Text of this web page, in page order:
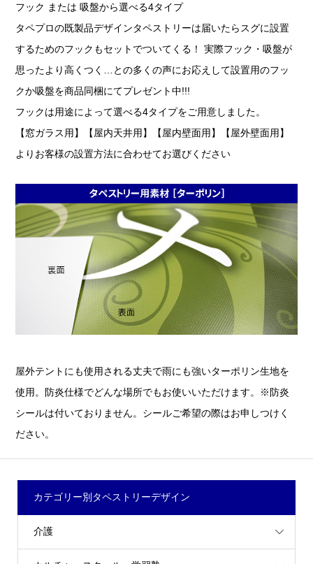
フック または 吸盤から選べる4タイプ
タペプロの既製品デザインタペストリーは届いたらスグに設置
するためのフックもセットでついてくる！ 実際フック・吸盤が
思ったより高くつく…との多くの声にお応えして設置用のフッ
クか吸盤を商品同梱にてプレゼント中!!!
フックは用途によって選べる4タイプをご用意しました。
【窓ガラス用】【屋内天井用】【屋内壁面用】【屋外壁面用】
よりお客様の設置方法に合わせてお選びください
屋外テントにも使用される丈夫で雨にも強いターポリン生地を
使用。防炎仕様でどんな場所でもお使いいただけます。※防炎
シールは付いておりません。シールご希望の際はお申しつけく
ださい。
カテゴリー別タペストリーデザイン
介護